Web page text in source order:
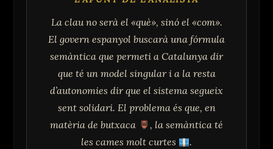
La clau no serà el «què», sinó el «com».
El govern espanyol buscarà una fórmula
semàntica que permeti a Catalunya dir
que té un model singular i a la resta
d’autonomies dir que el sistema segueix
sent solidari. El problema és que, en
matèria de butxaca
, la semàntica té
les cames molt curtes
.